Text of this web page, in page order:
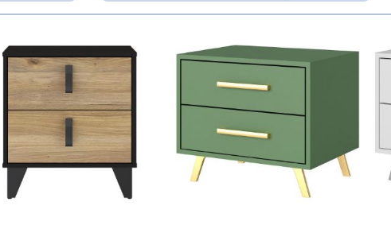
€
APŠVIETIMO GALIMYBĖ
be apšvietimo
ASORTIMENTO TIPAS
Naktine spintelė
DURŲ SKAIČIUS
2-
3-
RĖMO